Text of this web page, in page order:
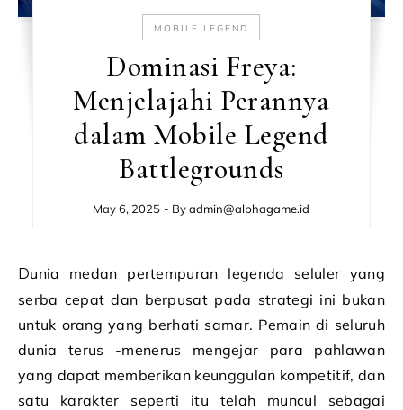
MOBILE LEGEND
Dominasi Freya:
Menjelajahi Perannya
dalam Mobile Legend
Battlegrounds
May 6, 2025 - Byadmin@alphagame.id
Dunia medan pertempuran legenda seluler yang
serba cepat dan berpusat pada strategi ini bukan
untuk orang yang berhati samar. Pemain di seluruh
dunia terus -menerus mengejar para pahlawan
yang dapat memberikan keunggulan kompetitif, dan
satu karakter seperti itu telah muncul sebagai